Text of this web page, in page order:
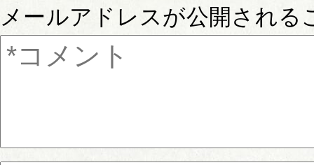
メールアドレスが公開される